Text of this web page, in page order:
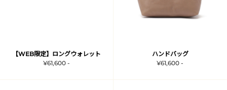
【WEB限定】ロングウォレット
¥61,600 -
ハンドバッグ
¥61,600 -